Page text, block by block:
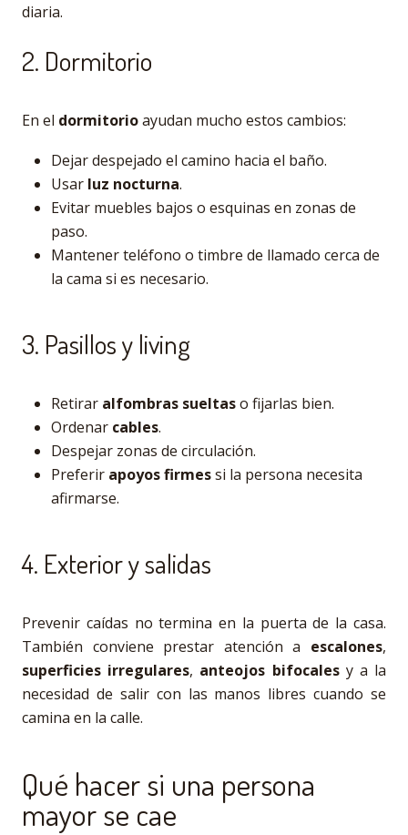
diaria.
2. Dormitorio
En el dormitorioayudan mucho estos cambios:
Dejar despejado el camino hacia el baño.
Usar luz nocturna.
Evitar muebles bajos o esquinas en zonas de
paso.
Mantener teléfono o timbre de llamado cerca de
la cama si es necesario.
3. Pasillos y living
Retirar alfombras sueltaso fijarlas bien.
Ordenar cables.
Despejar zonas de circulación.
Preferir apoyos firmessi la persona necesita
afirmarse.
4. Exterior y salidas
Prevenir caídas no termina en la puerta de la casa.
También conviene prestar atención a escalones,
superficies irregulares, anteojos bifocalesy a la
necesidad de salir con las manos libres cuando se
camina en la calle.
Qué hacer si una persona
mayor se cae